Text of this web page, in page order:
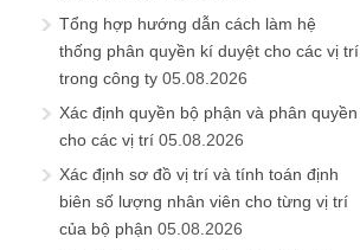
Tổng hợp hướng dẫn cách làm hệ
thống phân quyền kí duyệt cho các vị trí
trong công ty 05.08.2026
Xác định quyền bộ phận và phân quyền
cho các vị trí 05.08.2026
Xác định sơ đồ vị trí và tính toán định
biên số lượng nhân viên cho từng vị trí
của bộ phận 05.08.2026